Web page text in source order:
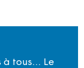
à tous… Le